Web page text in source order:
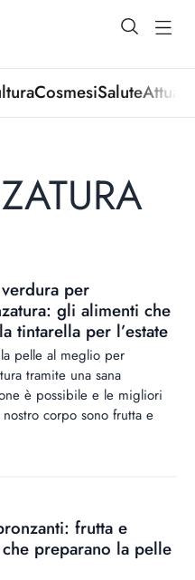
open
CosmesiSalute
per
gli alimenti che
tintarella per l’estate
pelle al meglio per
tramite una sana
è possibile e le migliori
corpo sono frutta e
frutta e
preparano la pelle